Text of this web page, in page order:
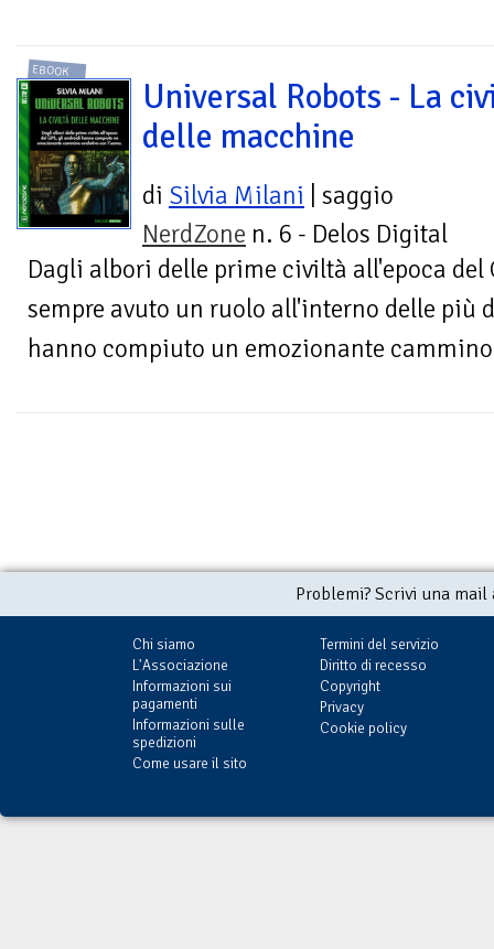
EBOOK
Universal Robots - La
delle macchine
di Silvia Milani | saggio
NerdZone n. 6 - Delos Digital
Dagli albori delle prime civiltà all'epoca
sempre avuto un ruolo all'interno delle più
hanno compiuto un emozionante
Problemi? Scrivi una
Chi siamo
L'Associazione
Informazioni sui
pagamenti
Informazioni sulle
spedizioni
Come usare il sito
Termini del servizio
Diritto di recesso
Copyright
Privacy
Cookie policy